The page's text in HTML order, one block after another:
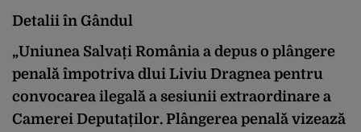
Detalii în Gândul
„Uniunea Salvați România a depus o plângere
penală împotriva dlui Liviu Dragnea pentru
convocarea ilegală a sesiunii extraordinare a
Camerei Deputaților. Plângerea penală vizează